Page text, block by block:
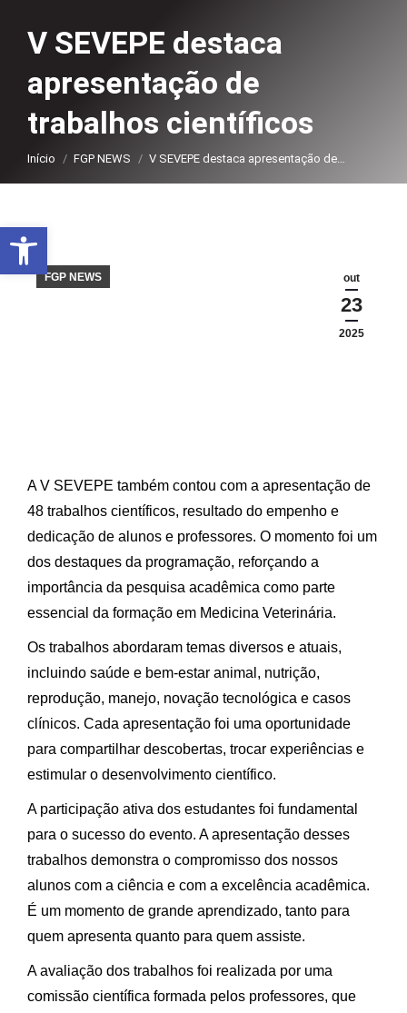
V SEVEPE destaca
apresentação de
trabalhos científicos
Você está aqui:
Início FGP NEWS V SEVEPE destaca apresentação de…
out
23
2025
FGP NEWS
A V SEVEPE também contou com a apresentação de
48 trabalhos científicos, resultado do empenho e
dedicação de alunos e professores. O momento foi um
dos destaques da programação, reforçando a
importância da pesquisa acadêmica como parte
essencial da formação em Medicina Veterinária.
Os trabalhos abordaram temas diversos e atuais,
incluindo saúde e bem-estar animal, nutrição,
reprodução, manejo, novação tecnológica e casos
clínicos. Cada apresentação foi uma oportunidade
para compartilhar descobertas, trocar experiências e
estimular o desenvolvimento científico.
A participação ativa dos estudantes foi fundamental
para o sucesso do evento. A apresentação desses
trabalhos demonstra o compromisso dos nossos
alunos com a ciência e com a excelência acadêmica.
É um momento de grande aprendizado, tanto para
quem apresenta quanto para quem assiste.
A avaliação dos trabalhos foi realizada por uma
comissão científica formada pelos professores, que
Abrir a barra de ferramentas